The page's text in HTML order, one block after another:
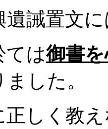
誡置文に
ては御書
した。
正しく教